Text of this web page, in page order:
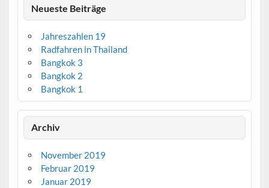
Neueste Beiträge
Jahreszahlen 19
Radfahren in Thailand
Bangkok 3
Bangkok 2
Bangkok 1
Archiv
November 2019
Februar 2019
Januar 2019